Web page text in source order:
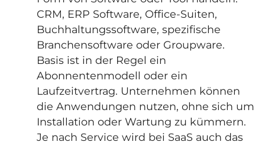
CRM, ERP Software, Office-Suiten,
Buchhaltungssoftware, spezifische
Branchensoftware oder Groupware.
Basis ist in der Regel ein
Abonnentenmodell oder ein
Laufzeitvertrag. Unternehmen können
die Anwendungen nutzen, ohne sich um
Installation oder Wartung zu kümmern.
Je nach Service wird bei SaaS auch das